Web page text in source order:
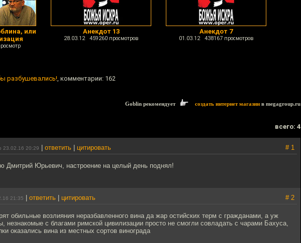
или
Анекдот 13
28.03.12 459260 просмотров
Анекдот 7
01.03.12 438167 просмотров
разбушевались!, комментарии: 162
Goblin рекомендует создать интернет магазин в megagroup.ru
всего: 4
23.02.16 20:29 ответить цитировать # 1
Дмитрий Юрьевич, настроение на целый день поднял!
21:35 ответить цитировать # 2
обильные возлияния неразбавленного вина да жар остийских терм с гражданами, а уж
незнакомые с благами римской цивилизации просто не смогли совладать с чарами Бахуса,
оказались вина из местных сортов винограда